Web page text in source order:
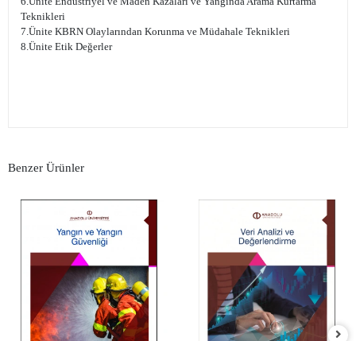
Teknikleri
7.Ünite KBRN Olaylarından Korunma ve Müdahale Teknikleri
8.Ünite Etik Değerler
Benzer Ürünler